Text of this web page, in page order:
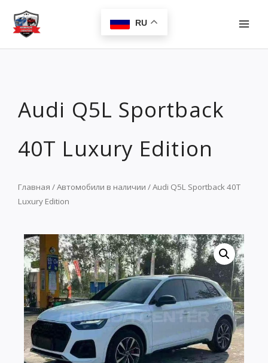
Перейти
содержимому
RU
Audi Q5L Sportback
40T Luxury Edition
Главная /Автомобили в наличии / Audi Q5L Sportback 40T
Luxury Edition